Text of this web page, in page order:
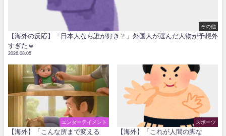
その他
【海外の反応】「日本人なら誰が好き？」外国人が選んだ人物が予想外
すぎたｗ
2026.08.05
エンターテイメント
【海外】「こんな所まで変える
スポーツ
【海外】「これが人間の脚な